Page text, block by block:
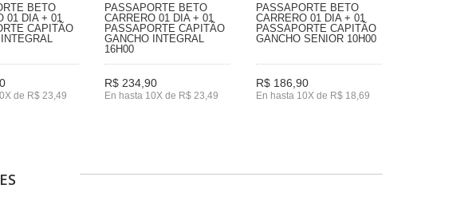
BETO
01 DIA + 01
CAPITÃO
de R$ 23,49
PASSAPORTE BETO
CARRERO 01 DIA + 01
PASSAPORTE CAPITÃO
GANCHO INTEGRAL
16H00
R$ 234,90
En hasta 10X de R$ 23,49
PASSAPORTE BETO
CARRERO 01 DIA + 01
PASSAPORTE CAPITÃO
GANCHO SENIOR 10H00
R$ 186,90
En hasta 10X de R$ 18,69